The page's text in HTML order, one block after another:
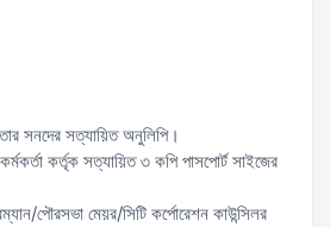
সনদের সত্যায়িত অনুলিপি।
কর্তৃক সত্যায়িত ৩ কপি পাসপোর্ট সাইজের
পৌরসভা মেয়র/সিটি কর্পোরেশন কাউন্সিলর